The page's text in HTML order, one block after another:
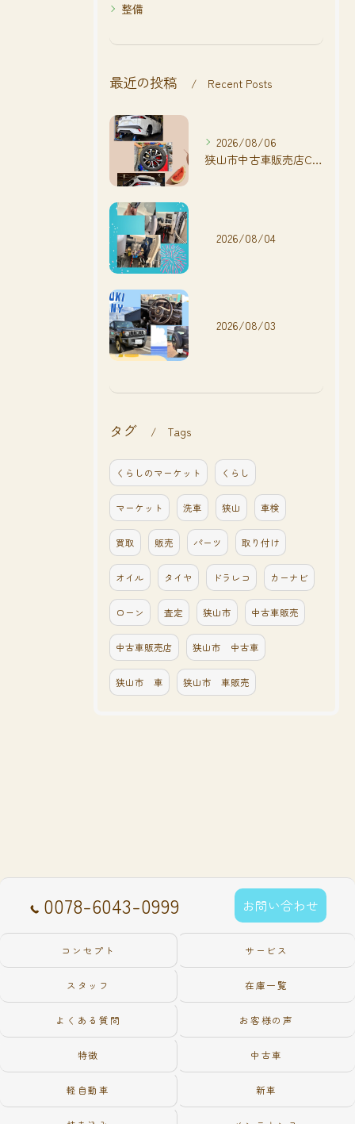
整備
最近の投稿 Recent Posts
2026/08/06
狭山市中古車販売店CarShop FACT.🚗
2026/08/04
2026/08/03
タグ Tags
くらしのマーケット くらし
マーケット 洗車 狭山 車検
買取 販売 パーツ 取り付け
オイル タイヤ ドラレコ カーナビ
ローン 査定 狭山市 中古車販売
中古車販売店 狭山市 中古車
狭山市 車 狭山市 車販売
0078-6043-0999 お問い合わせ
コンセプト サービス
スタッフ 在庫一覧
よくある質問 お客様の声
特徴 中古車
軽自動車 新車